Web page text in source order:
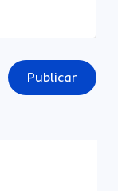
Publicar